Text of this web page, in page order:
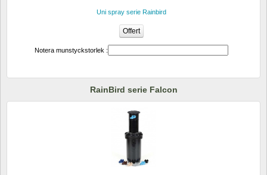
Uni spray serie Rainbird
Notera munstyckstorlek :
RainBird serie Falcon